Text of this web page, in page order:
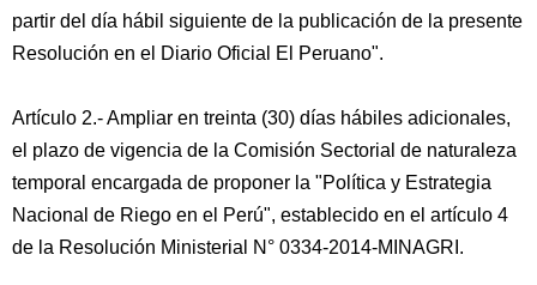
partir del día hábil siguiente de la publicación de la presente
Resolución en el Diario Oficial El Peruano".
Artículo 2.- Ampliar en treinta (30) días hábiles adicionales,
el plazo de vigencia de la Comisión Sectorial de naturaleza
temporal encargada de proponer la "Política y Estrategia
Nacional de Riego en el Perú", establecido en el artículo 4
de la Resolución Ministerial N° 0334-2014-MINAGRI.